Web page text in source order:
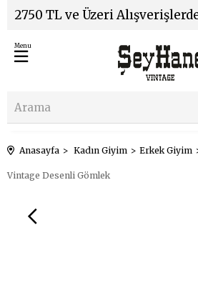
2750 TL ve Üzeri
Menu
Anasayfa Kadın Giyim Erkek Giyim
Vintage Desenli Gömlek